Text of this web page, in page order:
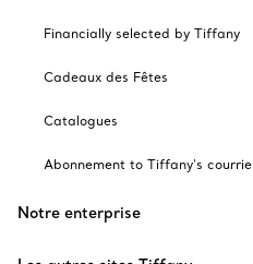
Financially selected by Tiffany
Cadeaux des Fêtes
Catalogues
Abonnement to Tiffany's
Notre enterprise